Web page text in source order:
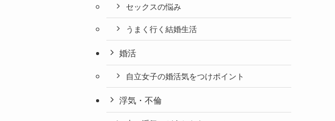
セックスの悩み
うまく行く結婚生活
婚活
自立女子の婚活気をつけポイント
浮気・不倫